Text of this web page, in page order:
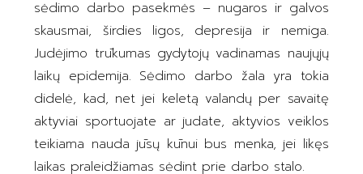
sėdimo darbo pasekmės – nugaros ir galvos
skausmai, širdies ligos, depresija ir nemiga.
Judėjimo trūkumas gydytojų vadinamas naujųjų
laikų epidemija. Sėdimo darbo žala yra tokia
didelė, kad, net jei keletą valandų per savaitę
aktyviai sportuojate ar judate, aktyvios veiklos
teikiama nauda jūsų kūnui bus menka, jei likęs
laikas praleidžiamas sėdint prie darbo stalo.